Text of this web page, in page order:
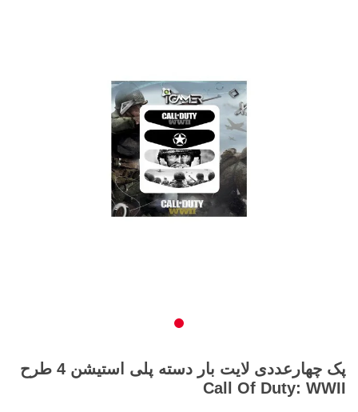
پک چهارعددی لایت بار دسته پلی استیشن 4 طرح
Call Of Duty: WWII